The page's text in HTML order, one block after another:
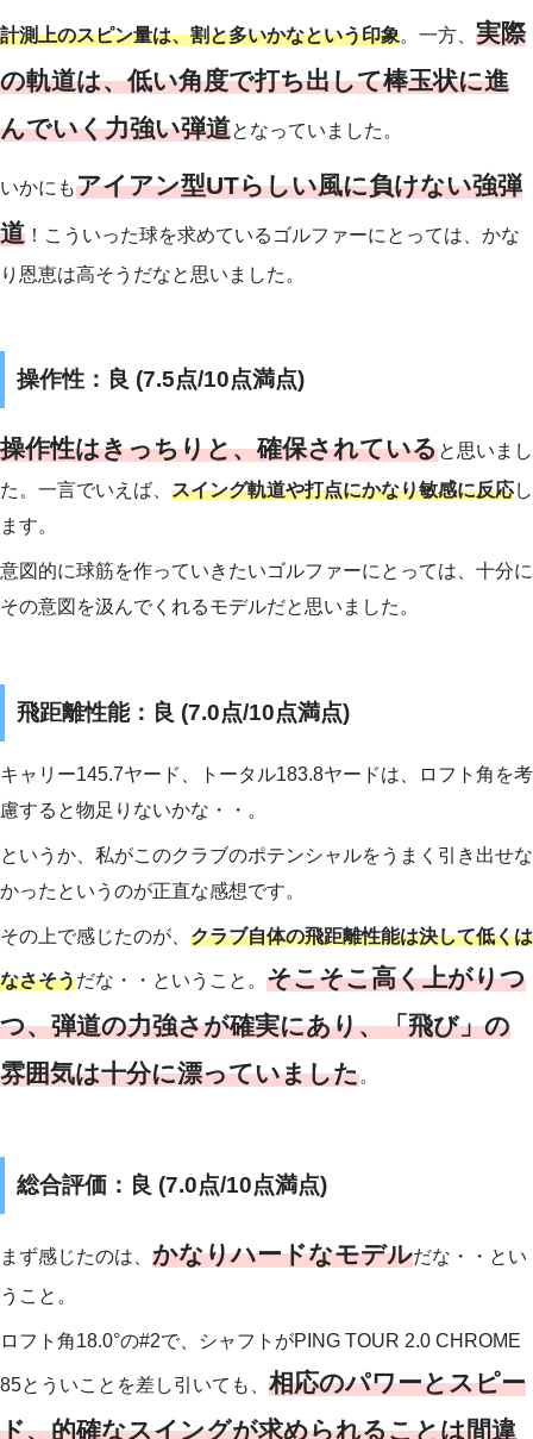
計測上のスピン量は、割と多いかなという印象。一方、 実際
の軌道は、低い角度で打ち出して棒玉状に進
んでいく力強い弾道となっていました。
いかにもアイアン型UTらしい風に負けない強弾
道 ！こういった球を求めているゴルファーにとっては、かな
り恩恵は高そうだなと思いました。
操作性：良 (7.5点/10点満点)
操作性はきっちりと、確保されていると思いまし
た。一言でいえば、 スイング軌道や打点にかなり敏感に反応し
ます。
意図的に球筋を作っていきたいゴルファーにとっては、十分に
その意図を汲んでくれるモデルだと思いました。
飛距離性能：良 (7.0点/10点満点)
キャリー145.7ヤード、トータル183.8ヤードは、ロフト角を考
慮すると物足りないかな・・。
というか、私がこのクラブのポテンシャルをうまく引き出せな
かったというのが正直な感想です。
その上で感じたのが、 クラブ自体の飛距離性能は決して低くは
なさそうだな・・ということ。 そこそこ高く上がりつ
つ、弾道の力強さが確実にあり、「飛び」の
雰囲気は十分に漂っていました。
総合評価：良 (7.0点/10点満点)
まず感じたのは、 かなりハードなモデルだな・・とい
うこと。
ロフト角18.0°の#2で、シャフトがPING TOUR 2.0 CHROME
85とういことを差し引いても、 相応のパワーとスピー
ド、的確なスイングが求められることは間違